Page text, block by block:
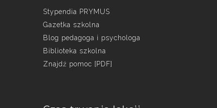
Stypendia PRYMUS
Gazetka szkolna
Blog pedagoga i psychologa
Biblioteka szkolna
Znajdź pomoc [PDF]